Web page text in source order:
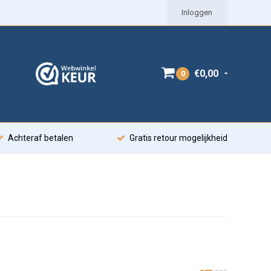
Inloggen
0 €0,00
Achteraf betalen Gratis retour mogelijkheid